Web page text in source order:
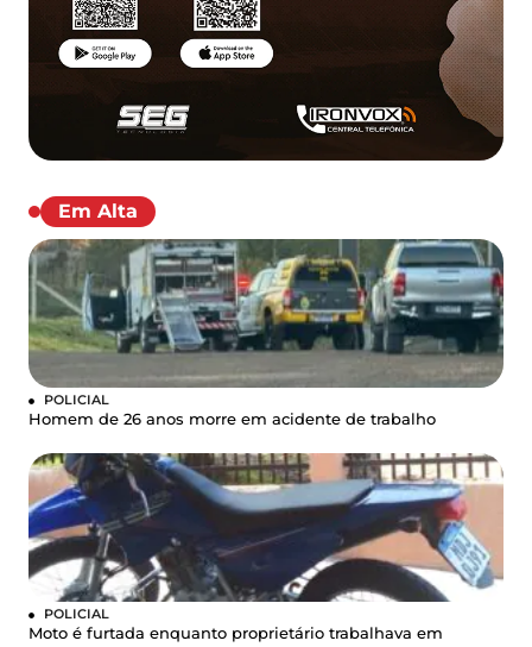
Em Alta
POLICIAL
Homem de 26 anos morre em acidente de trabalho
POLICIAL
Moto é furtada enquanto proprietário trabalhava em